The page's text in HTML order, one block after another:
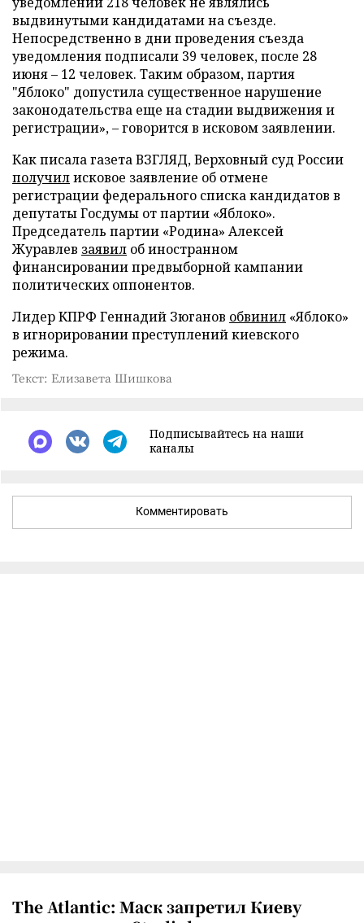
выдвинутыми кандидатами на съезде.
Непосредственно в дни проведения съезда
уведомления подписали 39 человек, после 28
июня – 12 человек. Таким образом, партия
"Яблоко" допустила существенное нарушение
законодательства еще на стадии выдвижения и
регистрации», – говорится в исковом заявлении.
Как писала газета ВЗГЛЯД, Верховный суд России
получилисковое заявление об отмене
регистрации федерального списка кандидатов в
депутаты Госдумы от партии «Яблоко».
Председатель партии «Родина» Алексей
Журавлев заявил об иностранном
финансировании предвыборной кампании
политических оппонентов.
Лидер КПРФ Геннадий Зюганов обвинил «Яблоко»
в игнорировании преступлений киевского
режима.
Текст: Елизавета Шишкова
Подписывайтесь на наши
каналы
Комментировать
The Atlantic: Маск запретил Киеву